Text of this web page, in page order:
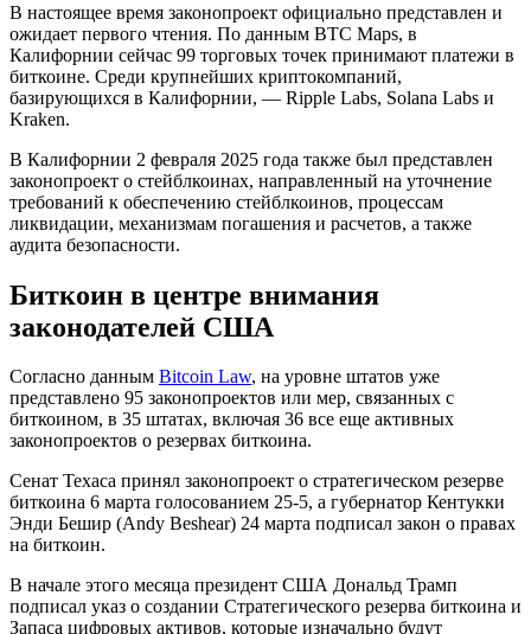
В настоящее время законопроект официально представлен и
ожидает первого чтения. По данным BTC Maps, в
Калифорнии сейчас 99 торговых точек принимают платежи в
биткоине. Среди крупнейших криптокомпаний,
базирующихся в Калифорнии, — Ripple Labs, Solana Labs и
Kraken.
В Калифорнии 2 февраля 2025 года также был представлен
законопроект о стейблкоинах, направленный на уточнение
требований к обеспечению стейблкоинов, процессам
ликвидации, механизмам погашения и расчетов, а также
аудита безопасности.
Биткоин в центре внимания
законодателей США
Согласно данным Bitcoin Law, на уровне штатов уже
представлено 95 законопроектов или мер, связанных с
биткоином, в 35 штатах, включая 36 все еще активных
законопроектов о резервах биткоина.
Сенат Техаса принял законопроект о стратегическом резерве
биткоина 6 марта голосованием 25-5, а губернатор Кентукки
Энди Бешир (Andy Beshear) 24 марта подписал закон о правах
на биткоин.
В начале этого месяца президент США Дональд Трамп
подписал указ о создании Стратегического резерва биткоина и
Запаса цифровых активов, которые изначально будут